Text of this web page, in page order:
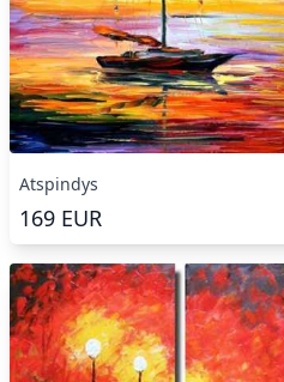
Atspindys
169 EUR